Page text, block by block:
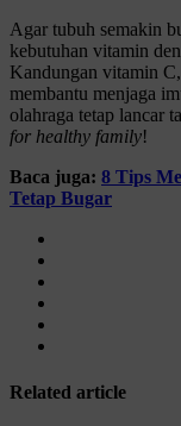
Agar tubuh semakin
kebutuhan vitamin
Kandungan vitamin
membantu menjaga
olahraga tetap lancar
for healthy family!
Baca juga: 8 Tips
Tetap Bugar
Related article